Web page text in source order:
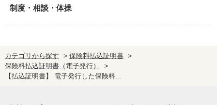
制度・相談・体操
カテゴリから探す > 保険料払込証明書 >
保険料払込証明書（電子発行）
>
【払込証明書】 電子発行した保険料...